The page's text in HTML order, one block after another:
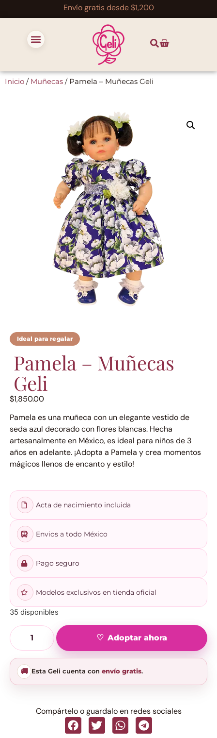
Envío gratis desde $1,200
Inicio / Muñecas / Pamela – Muñecas Geli
Ideal para regalar
Pamela – Muñecas
Geli
$1,850.00
Pamela es una muñeca con un elegante vestido de
seda azul decorado con flores blancas. Hecha
artesanalmente en México, es ideal para niños de 3
años en adelante. ¡Adopta a Pamela y crea momentos
mágicos llenos de encanto y estilo!
Acta de nacimiento incluida
Envios a todo México
Pago seguro
Modelos exclusivos en tienda oficial
35 disponibles
Adoptar ahora
🚚 Esta Geli cuenta con envío gratis.
Compártelo o guardalo en redes sociales